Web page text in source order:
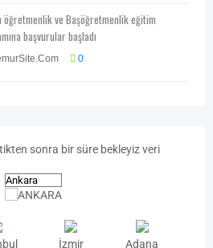
öğretmenlik ve Başöğretmenlik eğitim
başvurular başladı
0
sonra bir süre bekleyiz veri
İzmir Adana